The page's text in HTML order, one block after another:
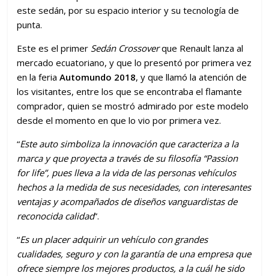
este sedán, por su espacio interior y su tecnología de
punta.
Este es el primer Sedán Crossoverque Renault lanza al
mercado ecuatoriano, y que lo presentó por primera vez
en la feriaAutomundo 2018, y que llamó la atención de
los visitantes, entre los que se encontraba el flamante
comprador, quien se mostró admirado por este modelo
desde el momento en que lo vio por primera vez.
“Este auto simboliza la innovación que caracteriza a la
marca y que proyecta a través de su filosofía “Passion
for life”, pues lleva a la vida de las personas vehículos
hechos a la medida de sus necesidades, con interesantes
ventajas y acompañados de diseños vanguardistas de
reconocida calidad”.
“Es un placer adquirir un vehículo con grandes
cualidades, seguro y con la garantía de una empresa que
ofrece siempre los mejores productos, a la cuál he sido